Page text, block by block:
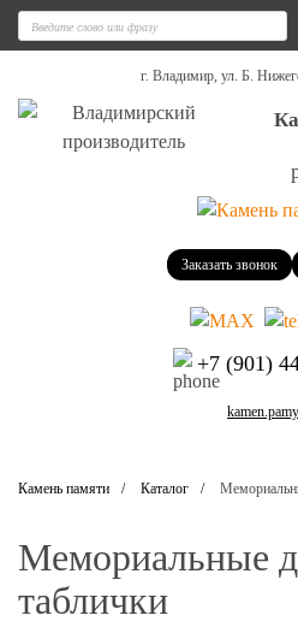
г. Владимир, ул. Б.
Заказать звонок
+7 (901)
Камень памяти Каталог
Мемориальные
таблички